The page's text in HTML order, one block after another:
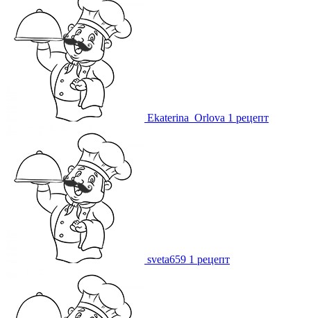
Ekaterina_Orlova 1 рецепт
sveta659 1 рецепт